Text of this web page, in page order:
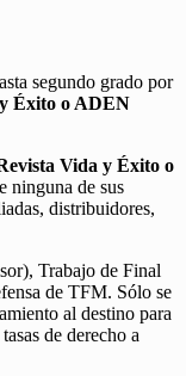
segundo grado por
Éxito o ADEN
Vida y Éxito o
ninguna de sus
distribuidores,
Trabajo de Final
de TFM. Sólo se
al destino para
de derecho a